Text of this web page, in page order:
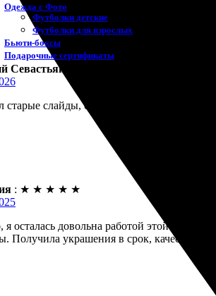
Одежда с Фото
Футболки детские
Футболки для взрослых
Бьюти-боксы
Подарочные сертификаты
Севастьянов
старые слайды, оцифрованные ранее.
: ★ ★ ★ ★ ★
я осталась довольна работой этой
Получила украшения в срок, качество